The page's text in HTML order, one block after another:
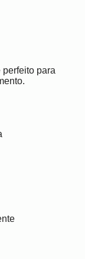
para